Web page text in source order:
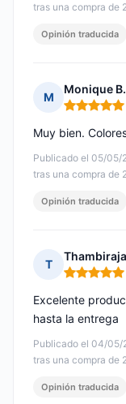
tras una compra de
Opinión traducida
M
Monique B.
Nota: 5 de 5
Publicado el 05/05/
tras una compra de
Muy bien.
Opinión traducida
T
Nota: 5 de 5
Publicado el 04/05/
tras una compra de
Excelente
hasta la entrega
Opinión traducida